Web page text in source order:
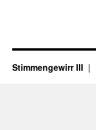
Stimmengewirr III